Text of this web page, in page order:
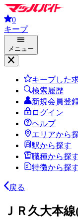
0
キープ
メニュー
キープした
検索履歴
新規会員登
ログイン
ヘルプ
エリアから
駅から探す
職種から探
特徴から探
戻る
ＪＲ久大本